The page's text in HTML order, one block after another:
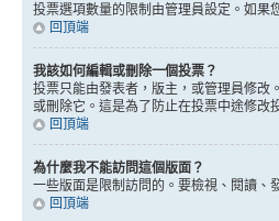
投票選項數量的限制由管理員設定。如果
回頂端
我該如何編輯或刪除一個投票？
投票只能由發表者，版主，或管理員修改
或刪除它。這是為了防止在投票中途修改
回頂端
為什麼我不能訪問這個版面？
一些版面是限制訪問的。要檢視、閱讀、
回頂端